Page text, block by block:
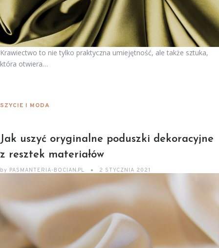
Krawiectwo to nie tylko praktyczna umiejętność, ale także sztuka,
która otwiera…
SZYCIE I MODA
Jak uszyć oryginalne poduszki dekoracyjne
z resztek materiałów
by PASMANTERIA-BOCIAN.PL 2 STYCZNIA 2021